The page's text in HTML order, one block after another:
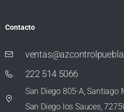
Contacto
222 514 5066
San Diego 805-A, Santiago
San Diego los Sauces,